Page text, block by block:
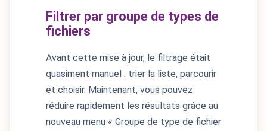
Filtrer par groupe de types de
fichiers
Avant cette mise à jour, le filtrage était
quasiment manuel : trier la liste, parcourir
et choisir. Maintenant, vous pouvez
réduire rapidement les résultats grâce au
nouveau menu « Groupe de type de fichier